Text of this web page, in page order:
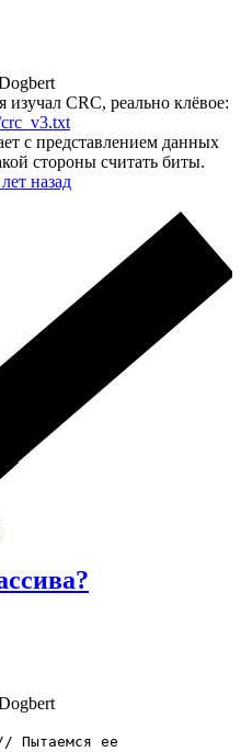
изучал CRC, реально клёвое:
с представлением данных
стороны считать биты.
назад
ее